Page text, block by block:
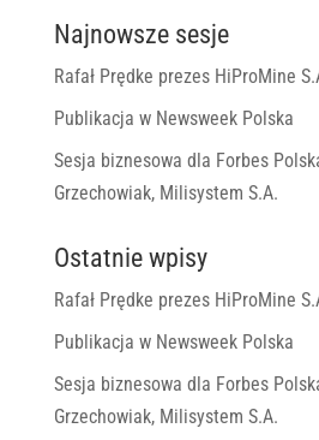
Najnowsze sesje
Rafał Prędke prezes HiProMine
Publikacja w Newsweek Polska
Sesja biznesowa dla Forbes
Grzechowiak, Milisystem S.A.
Ostatnie wpisy
Rafał Prędke prezes HiProMine
Publikacja w Newsweek Polska
Sesja biznesowa dla Forbes
Grzechowiak, Milisystem S.A.